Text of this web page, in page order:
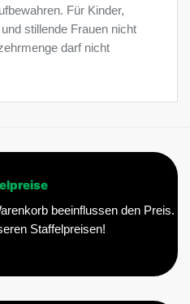
Für Kinder,
stillende Frauen nicht
darf nicht
beeinflussen den Preis.
Staffelpreisen!